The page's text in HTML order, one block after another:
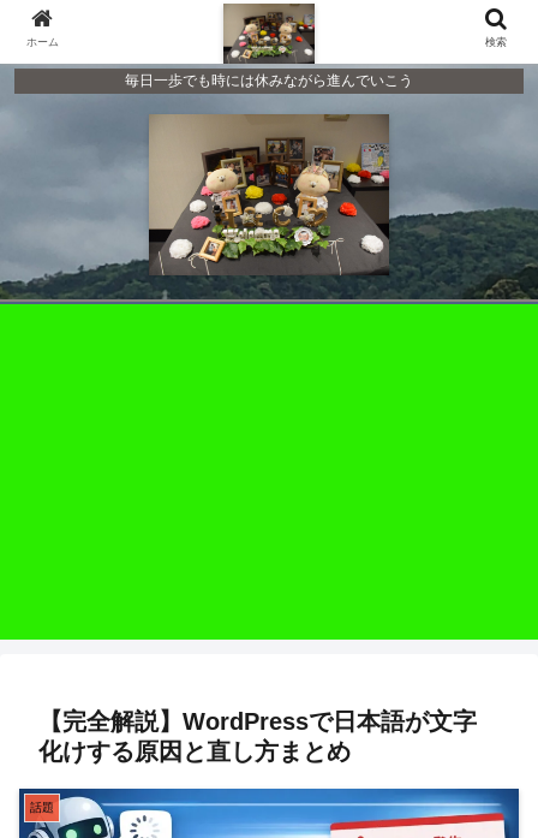
毎日一歩でも時には休みながら進んでいこう
【完全解説】WordPressで日本語が文字
化けする原因と直し方まとめ
話題
ホーム 検索